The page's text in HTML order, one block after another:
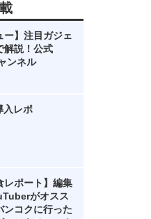
ー】注目ガジェ
解説！公式
ンネル
入レポ
レポート】編集
がオスス
ンコクに行った